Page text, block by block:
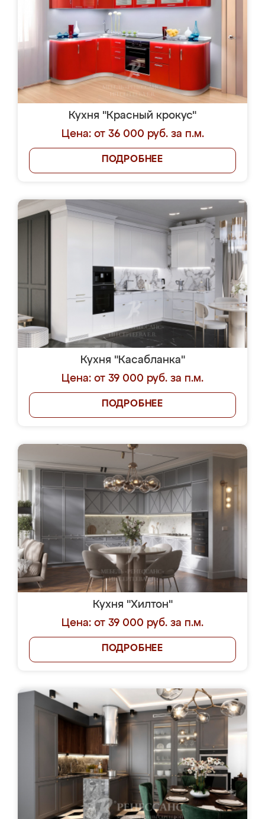
Кухня "Красный крокус"
Цена: от 36 000 руб. за п.м.
ПОДРОБНЕЕ
Кухня "Касабланка"
Цена: от 39 000 руб. за п.м.
ПОДРОБНЕЕ
Кухня "Хилтон"
Цена: от 39 000 руб. за п.м.
ПОДРОБНЕЕ